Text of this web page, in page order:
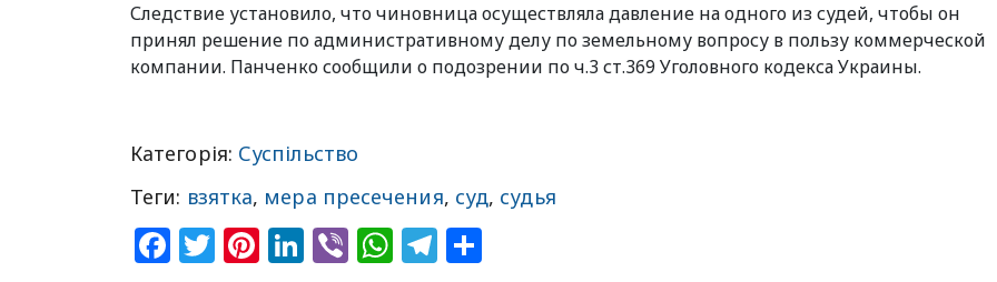
Следствие установило, что чиновница осуществляла давление на одного из судей, чтобы он
принял решение по административному делу по земельному вопросу в пользу коммерческой
компании. Панченко сообщили о подозрении по ч.3 ст.369 Уголовного кодекса Украины.
Категорія: Суспільство
Теги: взятка, мера пресечения, суд, судья
Facebook
Twitter
Pinterest
LinkedIn
ViberWhatsApp
Telegram